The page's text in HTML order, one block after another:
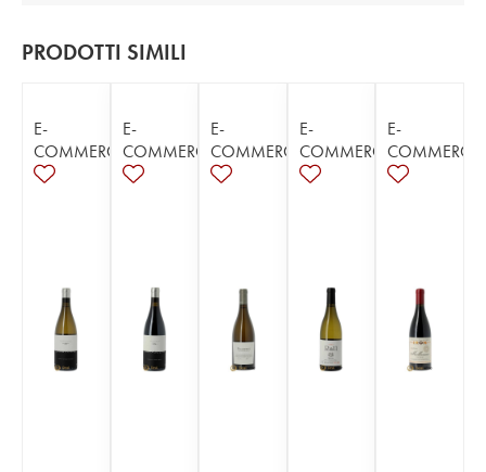
PRODOTTI SIMILI
E-
COMMERCE
E-
COMMERCE
E-
COMMERCE
E-
COMMERCE
E-
COMMERCE